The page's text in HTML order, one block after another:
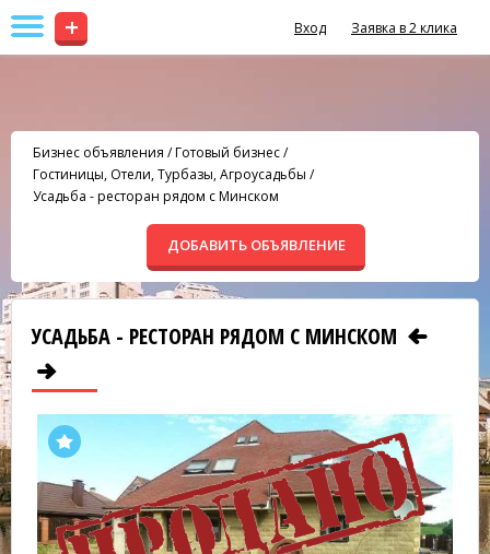
+ Вход Заявка в 2 клика
Бизнес объявления /Готовый бизнес/
Гостиницы, Отели, Турбазы, Агроусадьбы /
Усадьба - ресторан рядом с Минском
ДОБАВИТЬ ОБЪЯВЛЕНИЕ
УСАДЬБА - РЕСТОРАН РЯДОМ С МИНСКОМ